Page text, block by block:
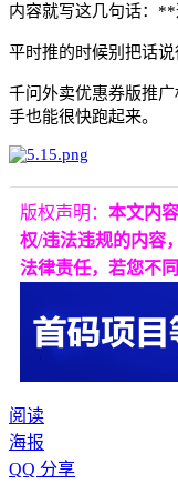
内容就写这几句话：**
平时推的时候别把话
千问外卖优惠券版推广
手也能很快跑起来。
版权声明： 本文内
权/违法违规的内容
法律责任，若您不
阅读
海报
QQ 分享